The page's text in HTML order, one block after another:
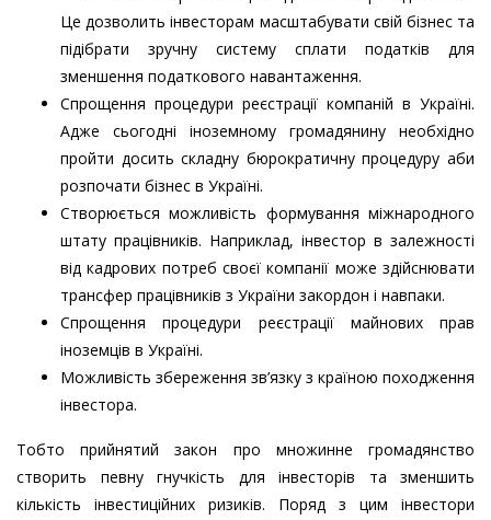
Це дозволить інвесторам масштабувати свій бізнес та
підібрати зручну систему сплати податків для
зменшення податкового навантаження.
Спрощення процедури реєстрації компаній в Україні.
Адже сьогодні іноземному громадянину необхідно
пройти досить складну бюрократичну процедуру аби
розпочати бізнес в Україні.
Створюється можливість формування міжнародного
штату працівників. Наприклад, інвестор в залежності
від кадрових потреб своєї компанії може здійснювати
трансфер працівників з України закордон і навпаки.
Спрощення процедури реєстрації майнових прав
іноземців в Україні.
Можливість збереження зв’язку з країною походження
інвестора.
Тобто прийнятий закон про множинне громадянство
створить певну гнучкість для інвесторів та зменшить
кількість інвестиційних ризиків. Поряд з цим інвестори